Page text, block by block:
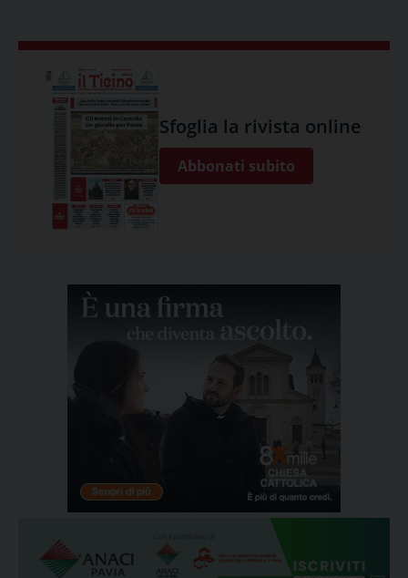
Sfoglia la rivista online
Abbonati subito